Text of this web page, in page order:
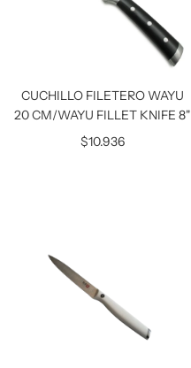
CUCHILLO FILETERO WAYU
20 CM/WAYU FILLET KNIFE 8"
$10.936